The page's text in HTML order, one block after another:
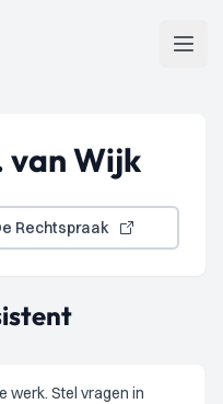
van Wijk
Rechtspraak
werk. Stel vragen in